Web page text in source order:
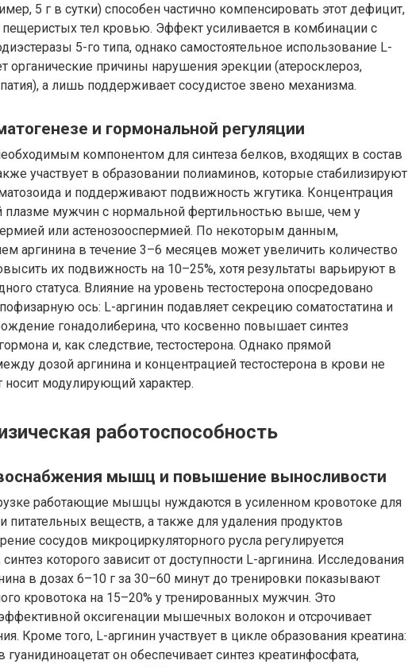
5 г в сутки) способен частично компенсировать этот дефицит,
тел кровью. Эффект усиливается в комбинации с
5-го типа, однако самостоятельное использование L-
органические причины нарушения эрекции (атеросклероз,
а лишь поддерживает сосудистое звено механизма.
и гормональной регуляции
компонентом для синтеза белков, входящих в состав
участвует в образовании полиаминов, которые стабилизируют
и поддерживают подвижность жгутика. Концентрация
плазме мужчин с нормальной фертильностью выше, чем у
или астенозооспермией. По некоторым данным,
аргинина в течение 3–6 месяцев может увеличить количество
их подвижность на 10–25%, хотя результаты варьируют в
статуса. Влияние на уровень тестостерона опосредовано
ось: L-аргинин подавляет секрецию соматостатина и
гонадолиберина, что косвенно повышает синтез
и, как следствие, тестостерона. Однако прямой
дозой аргинина и концентрацией тестостерона в крови не
носит модулирующий характер.
работоспособность
мышц и повышение выносливости
работающие мышцы нуждаются в усиленном кровотоке для
питательных веществ, а также для удаления продуктов
сосудов микроциркуляторного русла регулируется
которого зависит от доступности L-аргинина. Исследования
в дозах 6–10 г за 30–60 минут до тренировки показывают
кровотока на 15–20% у тренированных мужчин. Это
оксигенации мышечных волокон и отсрочивает
Кроме того, L-аргинин участвует в цикле образования креатина:
он обеспечивает синтез креатинфосфата,